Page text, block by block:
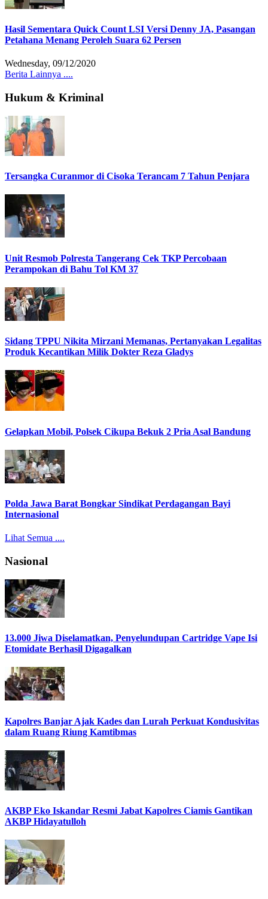
Hasil Sementara Quick Count LSI Versi Denny JA, Pasangan
Petahana Menang Peroleh Suara 62 Persen
Wednesday, 09/12/2020
Berita Lainnya ....
Hukum & Kriminal
Tersangka Curanmor di Cisoka Terancam 7 Tahun Penjara
Unit Resmob Polresta Tangerang Cek TKP Percobaan
Perampokan di Bahu Tol KM 37
Sidang TPPU Nikita Mirzani Memanas, Pertanyakan Legalitas
Produk Kecantikan Milik Dokter Reza Gladys
Gelapkan Mobil, Polsek Cikupa Bekuk 2 Pria Asal Bandung
Polda Jawa Barat Bongkar Sindikat Perdagangan Bayi
Internasional
Lihat Semua ....
Nasional
13.000 Jiwa Diselamatkan, Penyelundupan Cartridge Vape Isi
Etomidate Berhasil Digagalkan
Kapolres Banjar Ajak Kades dan Lurah Perkuat Kondusivitas
dalam Ruang Riung Kamtibmas
AKBP Eko Iskandar Resmi Jabat Kapolres Ciamis Gantikan
AKBP Hidayatulloh